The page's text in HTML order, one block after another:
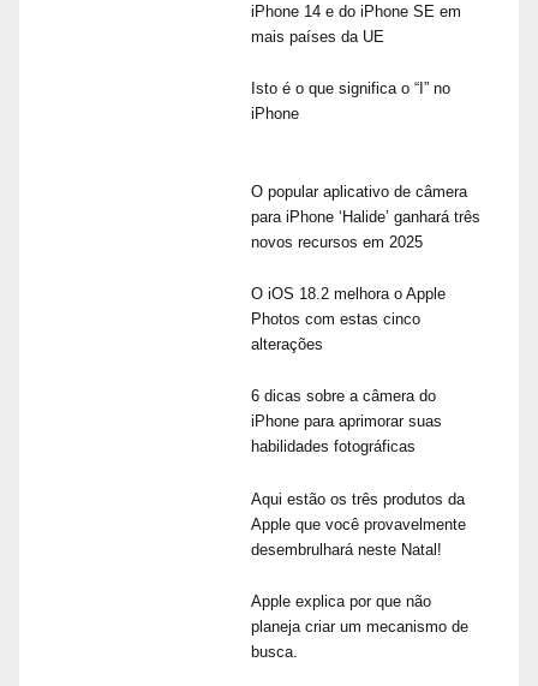
iPhone 14 e do iPhone SE em
mais países da UE
Isto é o que significa o “I” no
iPhone
O popular aplicativo de câmera
para iPhone ‘Halide’ ganhará três
novos recursos em 2025
O iOS 18.2 melhora o Apple
Photos com estas cinco
alterações
6 dicas sobre a câmera do
iPhone para aprimorar suas
habilidades fotográficas
Aqui estão os três produtos da
Apple que você provavelmente
desembrulhará neste Natal!
Apple explica por que não
planeja criar um mecanismo de
busca.